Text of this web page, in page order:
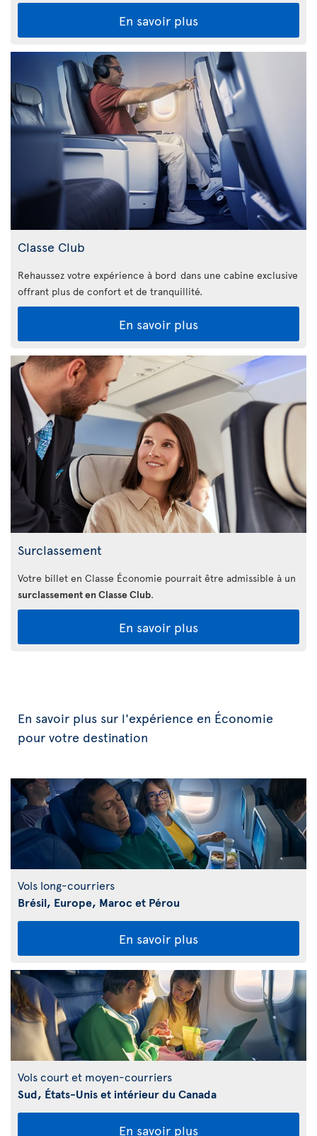
En savoir plus
Classe Club
Rehaussez votre expérience à bord dans une cabine exclusive
offrant plus de confort et de tranquillité.
En savoir plus
Surclassement
Votre billet en Classe Économie pourrait être admissible à un
surclassement en Classe Club.
En savoir plus
En savoir plus sur l'expérience en Économie
pour votre destination
Vols long-courriers
Brésil, Europe, Maroc et Pérou
En savoir plus
Vols court et moyen-courriers
Sud, États-Unis et intérieur du Canada
En savoir plus